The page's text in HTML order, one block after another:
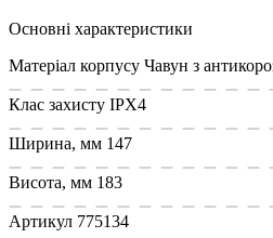
Основні характеристики
Матеріал корпусу Чавун з
Клас захисту IPX4
Ширина, мм 147
Висота, мм 183
Артикул 775134